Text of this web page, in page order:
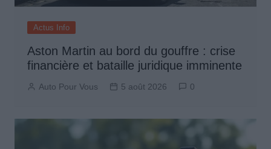
Actus Info
Aston Martin au bord du gouffre : crise
financière et bataille juridique imminente
Auto Pour Vous 5 août 2026 0